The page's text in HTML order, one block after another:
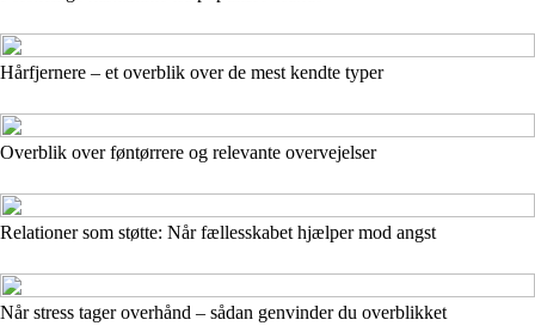
Hårfjernere – et overblik over de mest kendte typer
Overblik over føntørrere og relevante overvejelser
Relationer som støtte: Når fællesskabet hjælper mod angst
Når stress tager overhånd – sådan genvinder du overblikket